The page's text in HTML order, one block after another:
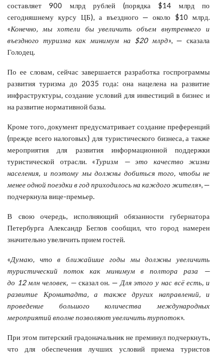
составляет 900 млрд рублей (порядка $14 млрд по
сегодняшнему курсу ЦБ), а въездного — около $10 млрд.
«Конечно, мы хотели бы увеличить объем внутреннего и
въездного туризма как минимум на $20 млрд», — сказала
Голодец.
По ее словам, сейчас завершается разработка госпрограммы
развития туризма до 2035 года: она нацелена на развитие
инфраструктуры, создание условий для инвестиций в бизнес и
на развитие нормативной базы.
Кроме того, документ предусматривает создание преференций
(прежде всего налоговых) для туристического бизнеса, а также
мероприятия для развития информационной поддержки
туристической отрасли. «Туризм — это качество жизни
населения, и поэтому мы должны добиться того, чтобы не
менее одной поездки в год приходилось на каждого жителя», —
подчеркнула вице-премьер.
В свою очередь, исполняющий обязанности губернатора
Петербурга Александр Беглов сообщил, что город намерен
значительно увеличить прием гостей.
«Думаю, что в ближайшие годы мы должны увеличить
туристический поток как минимум в полтора раза —
до 12 млн человек, —сказал он. — Для этого у нас всё есть, и
развитие Кронштадта, а также других направлений, и
проведение большого количества международных
мероприятий вполне позволяют увеличить турпоток».
При этом питерский градоначальник не преминул подчеркнуть,
что для обеспечения лучших условий приема туристов